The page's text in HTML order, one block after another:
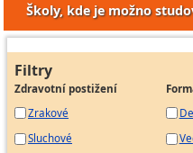
Školy, kde je možno
Filtry
Zdravotní postižení
Zrakové
Sluchové